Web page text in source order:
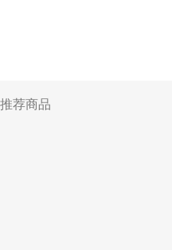
推荐商品